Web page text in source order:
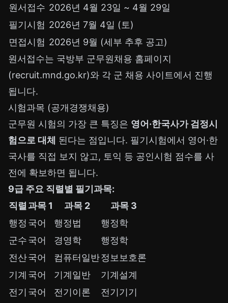
원서접수 2026년 4월 23일 ~ 4월 29일
필기시험 2026년 7월 4일 (토)
면접시험 2026년 9월 (세부 추후 공고)
원서접수는 국방부 군무원채용 홈페이지
(recruit.mnd.go.kr)와 각 군 채용 사이트에서 진행
됩니다.
시험과목 (공개경쟁채용)
군무원 시험의 가장 큰 특징은 영어·한국사가 검정시
험으로 대체 된다는 점입니다. 필기시험에서 영어·한
국사를 직접 보지 않고, 토익 등 공인시험 점수를 사
전에 확보하면 됩니다.
9급 주요 직렬별 필기과목:
직렬 과목 1 과목 2
과목 3
행정 국어 행정법
행정학
군수국어 경영학
행정학
전산국어 컴퓨터일반정보보호론
기계 국어 기계일반
기계설계
전기 국어 전기이론
전기기기